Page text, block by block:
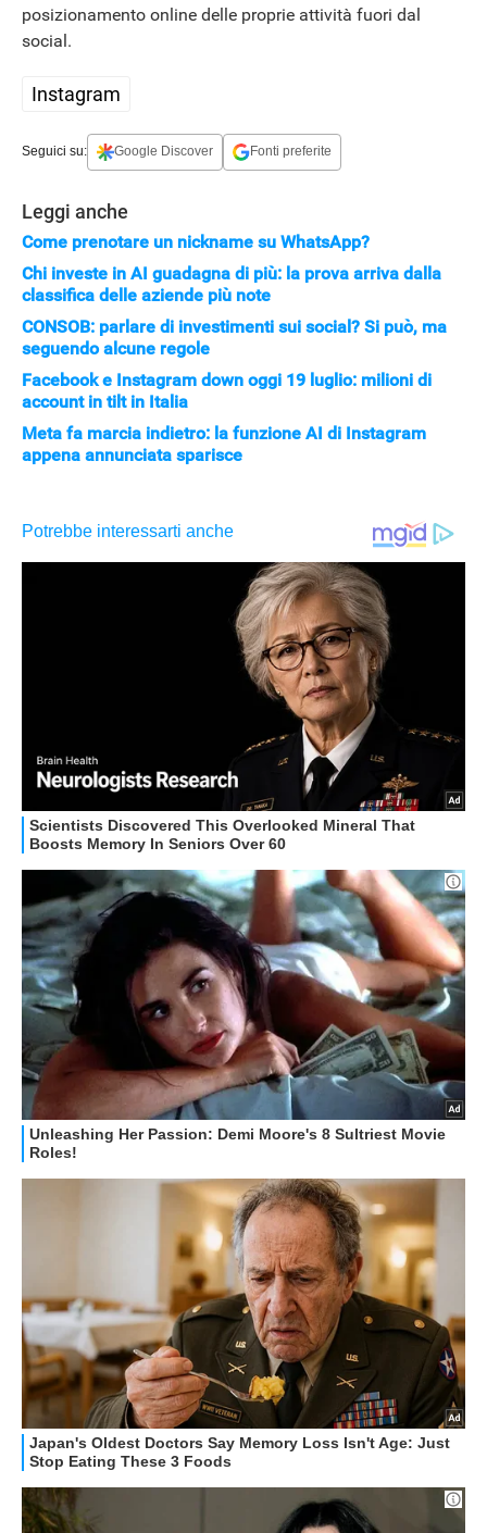
posizionamento online delle proprie attività fuori dal
social.
Instagram
Seguici su: Google Discover Fonti preferite
Leggi anche
Come prenotare un nickname su WhatsApp?
Chi investe in AI guadagna di più: la prova arriva dalla
classifica delle aziende più note
CONSOB: parlare di investimenti sui social? Si può, ma
seguendo alcune regole
Facebook e Instagram down oggi 19 luglio: milioni di
account in tilt in Italia
Meta fa marcia indietro: la funzione AI di Instagram
appena annunciata sparisce